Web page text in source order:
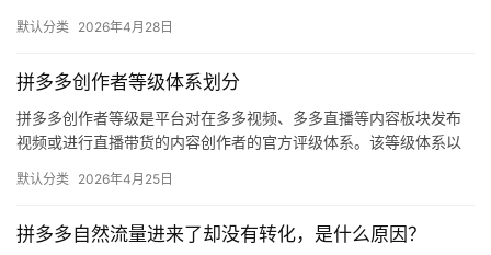
默认分类 2026年4月28日
拼多多创作者等级体系划分
拼多多创作者等级是平台对在多多视频、多多直播等内容板块发布
视频或进行直播带货的内容创作者的官方评级体系。该等级体系以
同等级…
默认分类 2026年4月25日
拼多多自然流量进来了却没有转化，是什么原因？